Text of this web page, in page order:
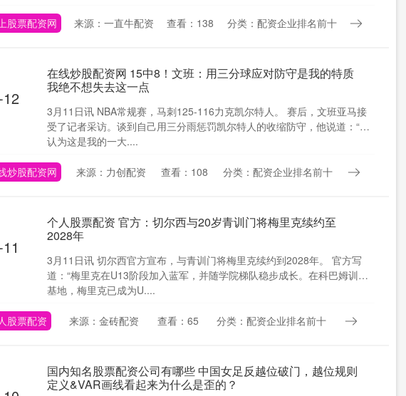
股票配资网 来源：一直牛配资 查看：138 分类：配资企业排名前十
在线炒股配资网 15中8！文班：用三分球应对防守是我的特质
我绝不想失去这一点
3月11日讯 NBA常规赛，马刺125-116力克凯尔特人。 赛后，文班亚马接
受了记者采访。谈到自己用三分雨惩罚凯尔特人的收缩防守，他说道：“我
认为这是我的一大....
炒股配资网 来源：力创配资 查看：108 分类：配资企业排名前十
个人股票配资 官方：切尔西与20岁青训门将梅里克续约至
2028年
3月11日讯 切尔西官方宣布，与青训门将梅里克续约到2028年。 官方写
道：“梅里克在U13阶段加入蓝军，并随学院梯队稳步成长。在科巴姆训练
基地，梅里克已成为U....
股票配资 来源：金砖配资 查看：65 分类：配资企业排名前十
国内知名股票配资公司有哪些 中国女足反越位破门，越位规则
定义&VAR画线看起来为什么是歪的？